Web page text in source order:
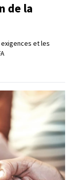
de la
et les